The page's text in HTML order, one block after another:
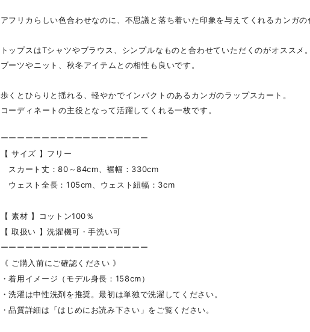
アフリカらしい色合わせなのに、不思議と落ち着いた印象を与えてくれるカンガの
トップスはTシャツやブラウス、シンプルなものと合わせていただくのがオススメ
ブーツやニット、秋冬アイテムとの相性も良いです。
歩くとひらりと揺れる、軽やかでインパクトのあるカンガのラップスカート。
コーディネートの主役となって活躍してくれる一枚です。
ーーーーーーーーーーーーーーーーーー
【 サイズ 】フリー
スカート丈：80～84cm、裾幅：330cm
ウェスト全長：105cm、ウェスト紐幅：3cm
【 素材 】コットン100％
【 取扱い 】洗濯機可・手洗い可
ーーーーーーーーーーーーーーーーーー
《 ご購入前にご確認ください 》
・着用イメージ（モデル身長：158cm）
・洗濯は中性洗剤を推奨。最初は単独で洗濯してください。
・品質詳細は「はじめにお読み下さい」をご覧ください。